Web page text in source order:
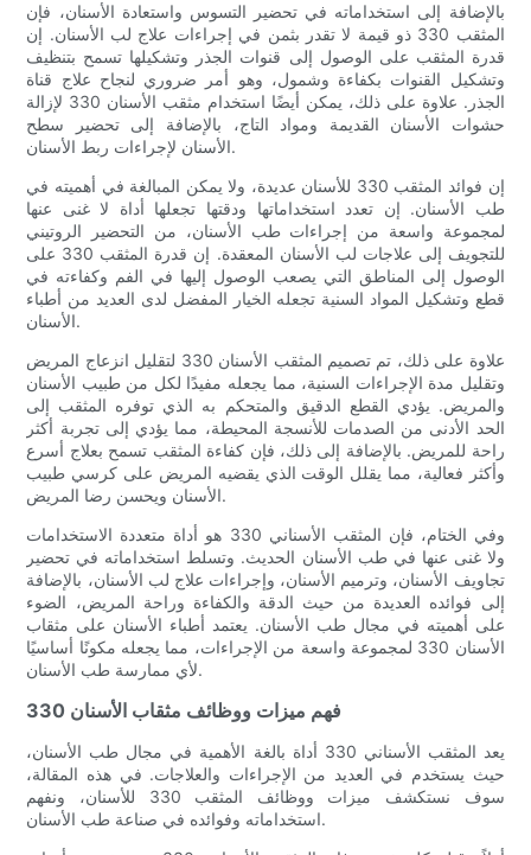
بالإضافة إلى استخداماته في تحضير التسوس واستعادة الأسنان، فإن
المثقب 330 ذو قيمة لا تقدر بثمن في إجراءات علاج لب الأسنان. إن
قدرة المثقب على الوصول إلى قنوات الجذر وتشكيلها تسمح بتنظيف
وتشكيل القنوات بكفاءة وشمول، وهو أمر ضروري لنجاح علاج قناة
الجذر. علاوة على ذلك، يمكن أيضًا استخدام مثقب الأسنان 330 لإزالة
حشوات الأسنان القديمة ومواد التاج، بالإضافة إلى تحضير سطح
الأسنان لإجراءات ربط الأسنان.
إن فوائد المثقب 330 للأسنان عديدة، ولا يمكن المبالغة في أهميته في
طب الأسنان. إن تعدد استخداماتها ودقتها تجعلها أداة لا غنى عنها
لمجموعة واسعة من إجراءات طب الأسنان، من التحضير الروتيني
للتجويف إلى علاجات لب الأسنان المعقدة. إن قدرة المثقب 330 على
الوصول إلى المناطق التي يصعب الوصول إليها في الفم وكفاءته في
قطع وتشكيل المواد السنية تجعله الخيار المفضل لدى العديد من أطباء
الأسنان.
علاوة على ذلك، تم تصميم المثقب الأسنان 330 لتقليل انزعاج المريض
وتقليل مدة الإجراءات السنية، مما يجعله مفيدًا لكل من طبيب الأسنان
والمريض. يؤدي القطع الدقيق والمتحكم به الذي توفره المثقب إلى
الحد الأدنى من الصدمات للأنسجة المحيطة، مما يؤدي إلى تجربة أكثر
راحة للمريض. بالإضافة إلى ذلك، فإن كفاءة المثقب تسمح بعلاج أسرع
وأكثر فعالية، مما يقلل الوقت الذي يقضيه المريض على كرسي طبيب
الأسنان ويحسن رضا المريض.
وفي الختام، فإن المثقب الأسناني 330 هو أداة متعددة الاستخدامات
ولا غنى عنها في طب الأسنان الحديث. وتسلط استخداماته في تحضير
تجاويف الأسنان، وترميم الأسنان، وإجراءات علاج لب الأسنان، بالإضافة
إلى فوائده العديدة من حيث الدقة والكفاءة وراحة المريض، الضوء
على أهميته في مجال طب الأسنان. يعتمد أطباء الأسنان على مثقاب
الأسنان 330 لمجموعة واسعة من الإجراءات، مما يجعله مكونًا أساسيًا
لأي ممارسة طب الأسنان.
فهم ميزات ووظائف مثقاب الأسنان 330
يعد المثقب الأسناني 330 أداة بالغة الأهمية في مجال طب الأسنان،
حيث يستخدم في العديد من الإجراءات والعلاجات. في هذه المقالة،
سوف نستكشف ميزات ووظائف المثقب 330 للأسنان، ونفهم
استخداماته وفوائده في صناعة طب الأسنان.